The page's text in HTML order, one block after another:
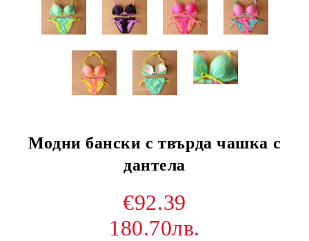
Модни бански с твърда чашка с
дантела
€92.39
180.70лв.